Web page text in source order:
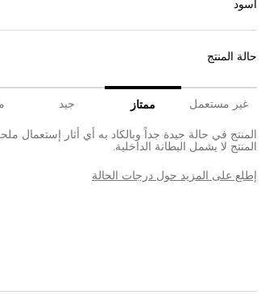
أسود
حالة المنتج
غير مستعمل ممتاز جيد
المنتج في حالة جيدة جداً وبالكاد به أي أثار إستعمال
المنتج لا يشمل البطانة الداخلية.
إطلع على المزيد حول درجات الحالة